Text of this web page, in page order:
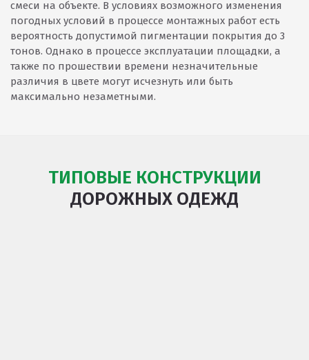
смеси на объекте. В условиях возможного изменения
погодных условий в процессе монтажных работ есть
вероятность допустимой пигментации покрытия до 3
тонов. Однако в процессе эксплуатации площадки, а
также по прошествии времени незначительные
различия в цвете могут исчезнуть или быть
максимально незаметными.
ТИПОВЫЕ КОНСТРУКЦИИ
ДОРОЖНЫХ ОДЕЖД